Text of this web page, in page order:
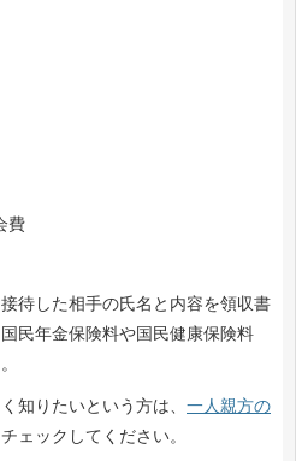
費
待した相手の氏名と内容を領収書
民年金保険料や国民健康保険料
知りたいという方は、 一人親方の
ェックしてください。